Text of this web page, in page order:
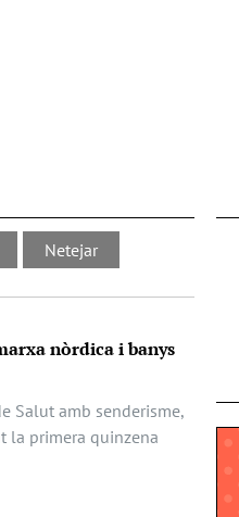
nòrdica i banys
Salut amb senderisme,
la primera quinzena